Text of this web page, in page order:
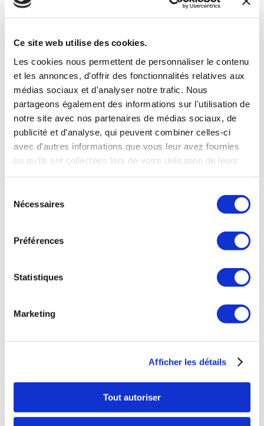
Ce site web utilise des cookies.
Les cookies nous permettent de personnaliser le contenu
et les annonces, d'offrir des fonctionnalités relatives aux
médias sociaux et d'analyser notre trafic. Nous
partageons également des informations sur l'utilisation de
notre site avec nos partenaires de médias sociaux, de
publicité et d'analyse, qui peuvent combiner celles-ci
avec d'autres informations que vous leur avez fournies
ou qu'ils ont collectées lors de votre utilisation de leurs
Nécessaires
Préférences
Statistiques
Marketing
Afficher les détails
Tout autoriser
site dans le navigateur pour mon prochain
Prévenez-moi de tous les nouveaux
Prévenez-moi de tous les nouveaux articles
par e-mail.